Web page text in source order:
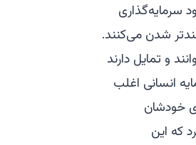
سرمایه‌گذاری
شدن می‌کنند.
و تمایل دارند
انسانی اغلب
خودشان
که این